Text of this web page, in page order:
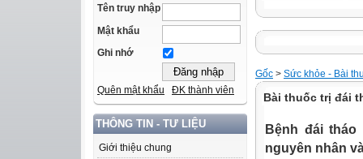
Tên truy nhập
Mật khẩu
Ghi nhớ
Quên mật khẩu ĐK thành viên
THÔNG TIN - TƯ LIỆU
Giới thiệu chung
Gốc > Sức khỏe - Bài
Bài thuốc trị đái
Bệnh đái
nguyên nhân